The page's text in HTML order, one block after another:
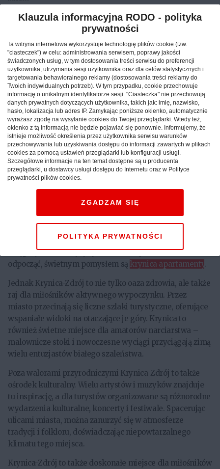
Historia i tradycje w Krynicy-Zdrój
Krynica-Zdrój ma długą i bogatą historię, której korzenie
sięgają XVIII wieku. To tutaj, w sercu Beskidu
Sądeckiego, zaczęto dostrzegać niezwykłe właściwości
lecznicze miejscowych źródeł. Początkowo były one
znane jedynie miejscowej ludności, lecz wraz z biegiem
lat, sława Krynicy Zdrój rozprzestrzeniła się na całą
Polskę. Dziś miasto to jest jednym z najważniejszych
ośrodków uzdrowiskowych w kraju, przyciągając
kuracjuszy z różnych zakątków Europy.
Zdrowie i rekreacja w Krynicy-Zdrój
Głównym skarbem Krynicy Zdrój są jej unikalne źródła
mineralne. Bogate w cenne mikroelementy i sole
mineralne, te wody są nie tylko pyszne i orzeźwiające,
ale są także skarbnicą zdrowia. Wiele osób przyjeżdża tu,
aby skorzystać z kąpieli leczniczych, inhalacji czy pijalni
tradycyjne metody leczenia łączą się z nowoczesnymi
osiągnięciami medycyny. Jeśli chcemy dodatkowo
odpocząć, świetnym pomysłem są krynica apartamenty.
Jednak Krynica-Zdrój to nie tylko oaza zdrowia, ale także
raj dla miłośników aktywnego wypoczynku. Przez
miasto przecinają się liczne szlaki turystyczne, oferujące
wspaniałe widoki na otaczające je góry. Krynica to
również świetne miejsce dla amatorów narciarstwa –
malownicze stoki i nowoczesne wyciągi przyciągają zimą
wielu entuzjastów białego szaleństwa.
Poza walorami przyrodniczymi Krynica-Zdrój to także
ośrodek kulturalny. Wielu artystów i muzyków znajduje
tu inspirację, a dla turystów organizowane są różnorodne
wydarzenia kulturalne, koncerty i festiwale. Spacerując
ulicami miasta, można zanurzyć się w atmosferze
tradycji i folkloru, doświadczając niepowtarzalnego
klimatu tego miejsca.
Krynica-Zdrój to także doskonałe miejsce dla miłośników
Klauzula informacyjna RODO - polityka
prywatności
Ta witryna internetowa wykorzystuje technologię plików cookie (tzw.
"ciasteczek") w celu: administrowania serwisem, poprawy jakości
świadczonych usług, w tym dostosowania treści serwisu do preferencji
użytkownika, utrzymania sesji użytkownika oraz dla celów statystycznych i
targetowania behawioralnego reklamy (dostosowania treści reklamy do
Twoich indywidualnych potrzeb). W tym przypadku, cookie przechowuje
informację o unikalnym identyfikatorze sesji. "Ciasteczka" nie przechowują
danych prywatnych dotyczących użytkownika, takich jak: imię, nazwisko,
hasło, lokalizacja lub adres IP. Zamykając poniższe okienko, automatycznie
wyrażasz zgodę na wysyłanie cookies do Twojej przeglądarki. Wtedy też,
okienko z tą informacją nie będzie pojawiać się ponownie. Informujemy, że
istnieje możliwość określenia przez użytkownika serwisu warunków
przechowywania lub uzyskiwania dostępu do informacji zawartych w plikach
cookies za pomocą ustawień przeglądarki lub konfiguracji usługi.
Szczegółowe informacje na ten temat dostępne są u producenta
przeglądarki, u dostawcy usługi dostępu do Internetu oraz w Polityce
prywatności plików cookies.
POLITYKA PRYWATNOŚCI
ZGADZAM SIĘ